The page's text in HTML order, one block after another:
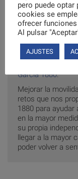
Puede encontrar
relacionados en
Otras Ayudas.
También puede
sobre nosotros y
García 1880.
Mejorar la
retos que nos
1880 para ayudar
en la mayor
su propia
llegar a la mayor
poder volver a
pero puede
cookies se
ofrecer
Al pulsar
AJUSTES